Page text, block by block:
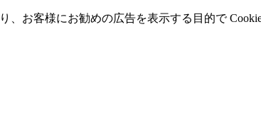
お客様にお勧めの広告を表⽰する⽬的で